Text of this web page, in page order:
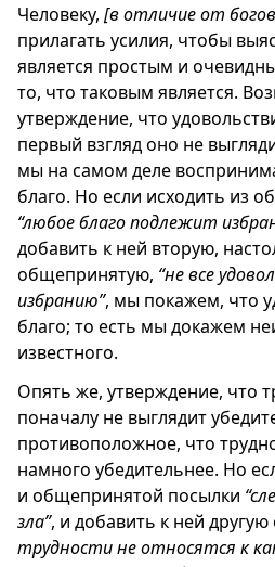
Человеку, [в отличие от
прилагать усилия, чтобы
является простым и
то, что таковым является.
утверждение, что
первый взгляд оно не
мы на самом деле
благо. Но если исходить из
“любое благо подлежит
добавить к ней вторую,
общепринятую, “не все
избранию”, мы покажем, что
благо; то есть мы докажем
известного.
Опять же, утверждение, что
поначалу не выглядит
противоположное, что
намного убедительнее. Но
и общепринятой посылки
зла”, и добавить к ней
трудности не относятся к